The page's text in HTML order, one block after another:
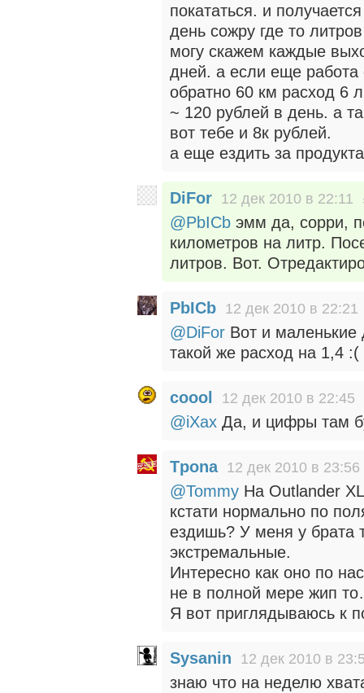
покататься. и
день сожру где то
могу скажем каждые
дней. а если еще
обратно 60 км расход 6
~ 120 рублей в день. а
вот тебе и 8к рублей.
а еще ездить за
DiFor 12 дек 2010 в 22:11
@PbICb эмм да, сорри,
километров на литр.
литров. Вот.
PbICb 12 дек 2010 в 22:21
@DiFor Вот и
такой же расход на 1,4 :(
coool 12 дек 2010 в 22:45
@iXax Да, и цифры там
Tpona 12 дек 2010 в 23:56
@Tommy На Outlander
кстати нормально по
ездишь? У меня у брата
экстремальные.
Интересно как оно по
не в полной мере жип
Я вот приглядываюсь к
Sysanin 12 дек 2010 в
знаю что на неделю